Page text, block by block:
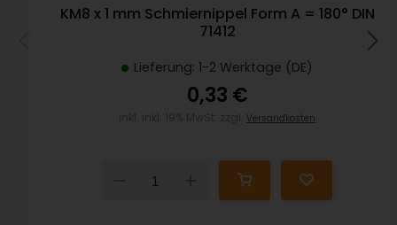
KM8 x 1 mm Schmiernippel Form A = 180° DIN
71412
Lieferung: 1-2 Werktage (DE)
0,33 €
Versandkosten
Down